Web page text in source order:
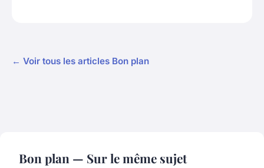
← Voir tous les articles Bon plan
Bon plan — Sur le même sujet